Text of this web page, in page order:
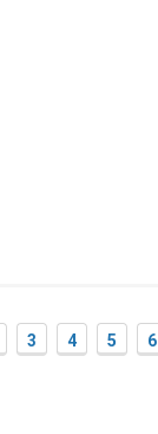
3 4 5 6